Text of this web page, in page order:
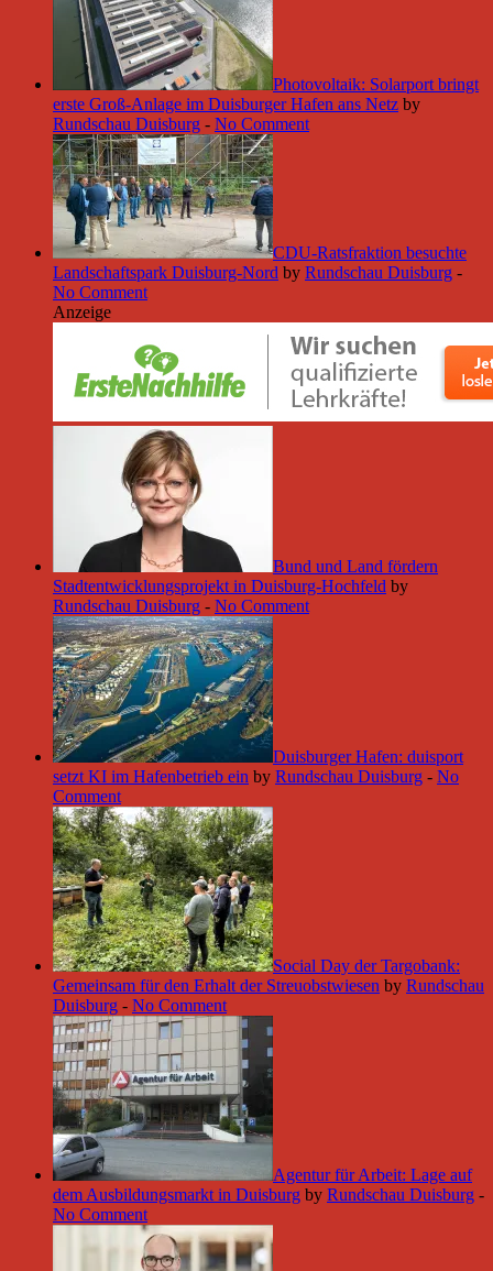
Photovoltaik: Solarport bringt
erste Groß-Anlage im Duisburger Hafen ans Netz by
Rundschau Duisburg - No Comment
CDU-Ratsfraktion besuchte
Landschaftspark Duisburg-Nord by Rundschau Duisburg -
No Comment
Anzeige
Bund und Land fördern
Stadtentwicklungsprojekt in Duisburg-Hochfeld by
Rundschau Duisburg - No Comment
Duisburger Hafen: duisport
setzt KI im Hafenbetrieb ein by Rundschau Duisburg - No
Comment
Social Day der Targobank:
Gemeinsam für den Erhalt der Streuobstwiesen by Rundschau
Duisburg - No Comment
Agentur für Arbeit: Lage auf
dem Ausbildungsmarkt in Duisburg by Rundschau Duisburg -
No Comment